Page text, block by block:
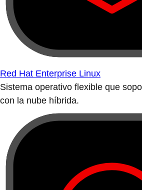
Red Hat Enterprise Linux
Sistema operativo flexible que
con la nube híbrida.